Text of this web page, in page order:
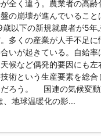
全く違う。農業者の高齢
の崩壊が進んでいること
以下の新規就農者が5年
多くの産業が人手不足に
いが起きている。自給率
候など偶発的要因にも左
術という生産要素を総合
ろう。 国連の気候変動
、地球温暖化の影...